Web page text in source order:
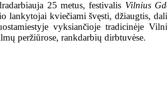
25 metus, festivalis Vilnius
lankytojai kviečiami švęsti, džiaugtis,
vyksiančioje tradicinėje
peržiūrose, rankdarbių dirbtuvėse.